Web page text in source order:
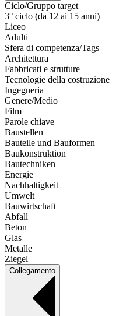
Ciclo/Gruppo target
3° ciclo (da 12 ai 15 anni)
Liceo
Adulti
Sfera di competenza/Tags
Architettura
Fabbricati e strutture
Tecnologie della costruzione
Ingegneria
Genere/Medio
Film
Parole chiave
Baustellen
Bauteile und Bauformen
Baukonstruktion
Bautechniken
Energie
Nachhaltigkeit
Umwelt
Bauwirtschaft
Abfall
Beton
Glas
Metalle
Ziegel
Collegamento